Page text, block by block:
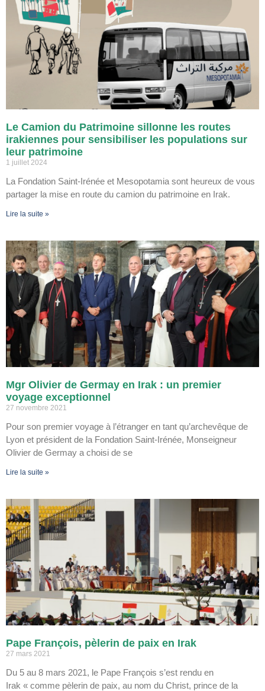
Le Camion du Patrimoine sillonne les routes
irakiennes pour sensibiliser les populations sur
leur patrimoine
1 juillet 2024
La Fondation Saint-Irénée et Mesopotamia sont heureux de vous
partager la mise en route du camion du patrimoine en Irak.
Lire la suite »
Mgr Olivier de Germay en Irak : un premier
voyage exceptionnel
27 novembre 2021
Pour son premier voyage à l’étranger en tant qu’archevêque de
Lyon et président de la Fondation Saint-Irénée, Monseigneur
Olivier de Germay a choisi de se
Lire la suite »
Pape François, pèlerin de paix en Irak
27 mars 2021
Du 5 au 8 mars 2021, le Pape François s’est rendu en
Irak « comme pèlerin de paix, au nom du Christ, prince de la